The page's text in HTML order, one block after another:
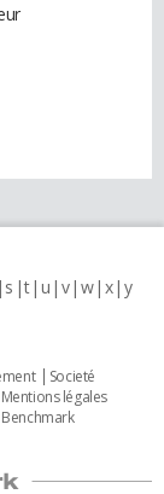
s t u v w x y
Societé
Mentions légales